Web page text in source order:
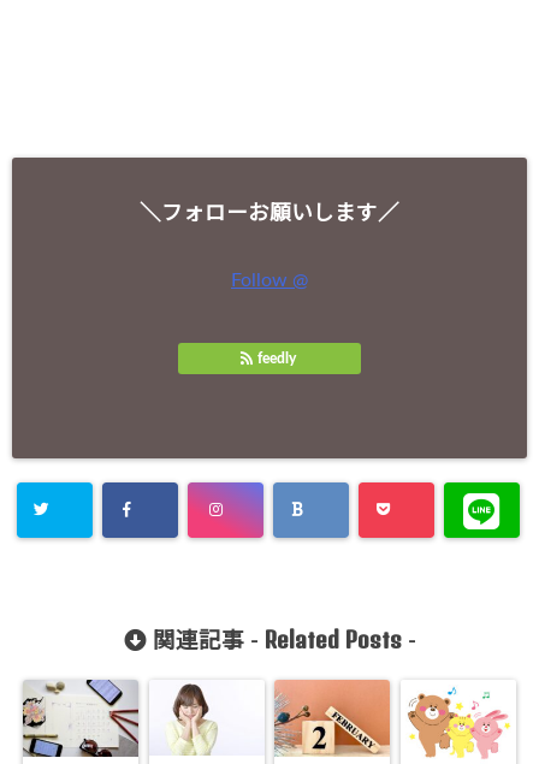
＼フォローお願いします／
Follow @
feedly
関連記事 - Related Posts-